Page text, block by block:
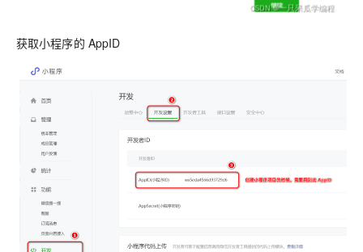
获取小程序的 AppID